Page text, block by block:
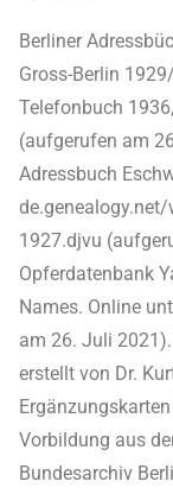
Berliner
Gross-Berlin
Telefonbuch
(aufgerufen am
Adressbuch
1927.djvu
Opferdatenbank
Names. Online
am 26. Juli
erstellt von Dr.
Vorbildung aus
Bundesarchiv